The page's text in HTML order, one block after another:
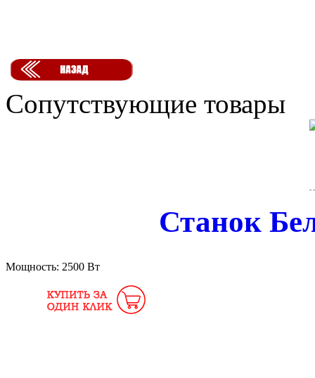
Сопутствующие товары
Станок
Мощность: 2500 Вт